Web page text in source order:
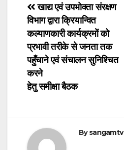
Post
navigation
खाद्य एवं उपभोक्ता संरक्षण
विभाग द्वारा क्रियान्वित
कल्याणकारी कार्यक्रमों को
प्रभावी तरीके से जनता तक
पहुँचाने एवं संचालन सुनिश्चित
करने
हेतु समीक्षा बैठक
Bysangamtv